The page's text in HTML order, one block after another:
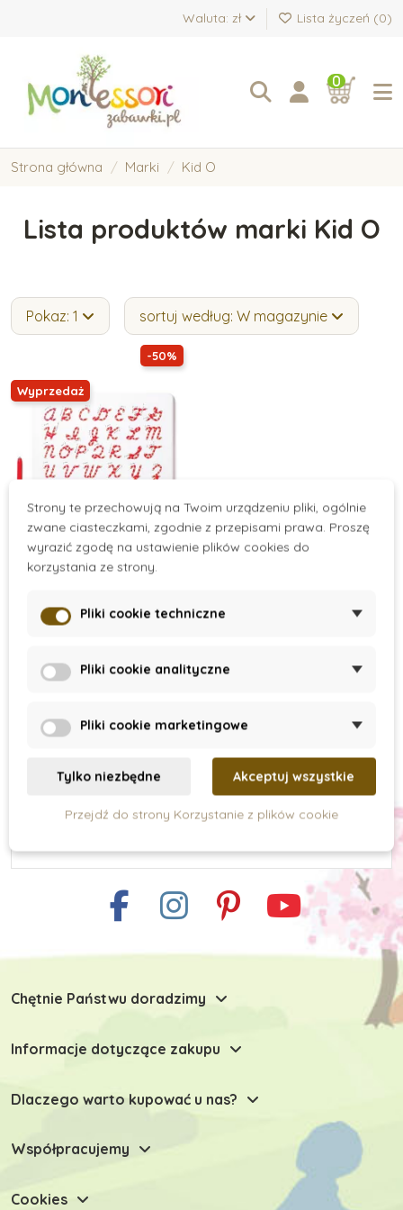
Waluta: zł Lista życzeń (0)
0
Strona główna Marki Kid O
Lista produktów marki Kid O
Pokaz: 1 sortuj według: W magazynie
-50%
Wyprzedaż
On Stock
- Duże litery, pisanie
Subskrypcja newslettera
Chętnie Państwu doradzimy
Informacje dotyczące zakupu
Dlaczego warto kupować u nas?
Współpracujemy
Cookies
Strony te przechowują na Twoim urządzeniu pliki, ogólnie
zwane ciasteczkami, zgodnie z przepisami prawa. Proszę
wyrazić zgodę na ustawienie plików cookies do
korzystania ze strony.
Pliki cookie techniczne
Pliki cookie analityczne
Pliki cookie marketingowe
Tylko niezbędne Akceptuj wszystkie
Przejdź do strony Korzystanie z plików cookie